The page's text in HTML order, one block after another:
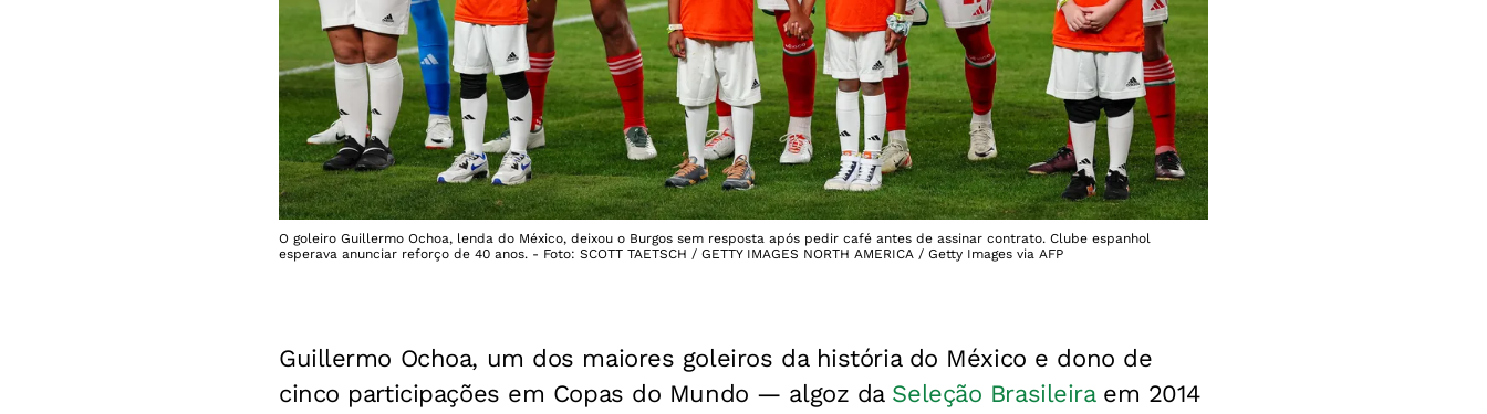
O goleiro Guillermo Ochoa, lenda do México, deixou o Burgos sem resposta após pedir café antes de assinar contrato. Clube espanhol
esperava anunciar reforço de 40 anos. - Foto: SCOTT TAETSCH / GETTY IMAGES NORTH AMERICA / Getty Images via AFP
Guillermo Ochoa, um dos maiores goleiros da história do México e dono de
cinco participações em Copas do Mundo — algoz da Seleção Brasileiraem 2014